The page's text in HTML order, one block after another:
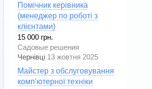
Помічник керівника
(менеджер по роботі з
клієнтами)
15 000 грн.
Садовые решения
Чернівці 13 жовтня 2025
Майстер з обслуговування
комп'ютерної техніки